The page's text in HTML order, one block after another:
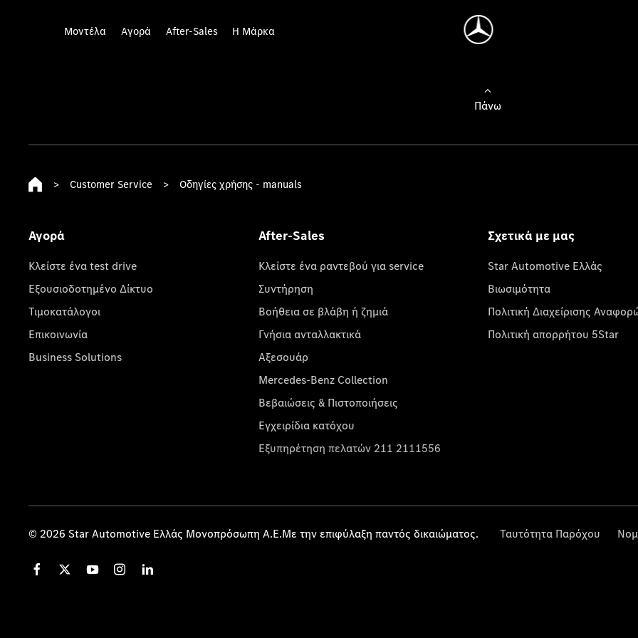
Μοντέλα Αγορά After-Sales Η Μάρκα
Πάνω
> Customer Service > Οδηγίες χρήσης - manuals
Αγορά
Κλείστε ένα test drive
Εξουσιοδοτημένο Δίκτυο
Τιμοκατάλογοι
Επικοινωνία
Business Solutions
After-Sales
Κλείστε ένα ραντεβού για service
Συντήρηση
Βοήθεια σε βλάβη ή ζημιά
Γνήσια ανταλλακτικά
Αξεσουάρ
Mercedes-Benz Collection
Βεβαιώσεις & Πιστοποιήσεις
Εγχειρίδια κατόχου
Εξυπηρέτηση πελατών 211 2111556
Σχετικά με μας
Star Automotive Ελλάς
Βιωσιμότητα
Πολιτική Διαχείρισης
Πολιτική απορρήτου 5Star
© 2026 Star Automotive Ελλάς Μονοπρόσωπη Α.Ε.Με την επιφύλαξη παντός δικαιώματος. Ταυτότητα Παρόχου